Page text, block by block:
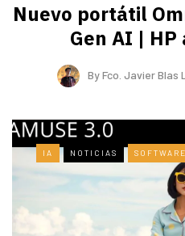
Nuevo portátil
Gen AI | HP
ByFco. Javier Blas
IA NOTICIAS SOFTWARE